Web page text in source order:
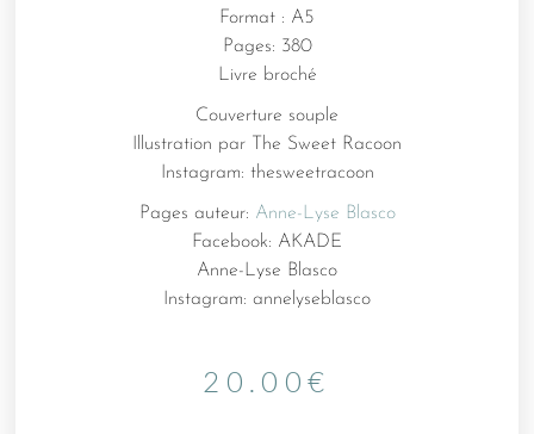
Format : A5
Pages: 380
Livre broché
Couverture souple
Illustration par The Sweet Racoon
Instagram: thesweetracoon
Pages auteur: Anne-Lyse Blasco
Facebook: AKADE
Anne-Lyse Blasco
Instagram: annelyseblasco
20.00€